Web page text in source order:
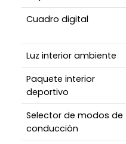
Cuadro digital
Luz interior ambiente
Paquete interior
deportivo
Selector de modos de
conducción